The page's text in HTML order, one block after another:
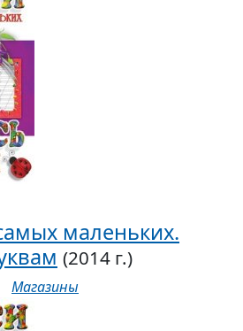
маленьких.
(2014 г.)
Магазины